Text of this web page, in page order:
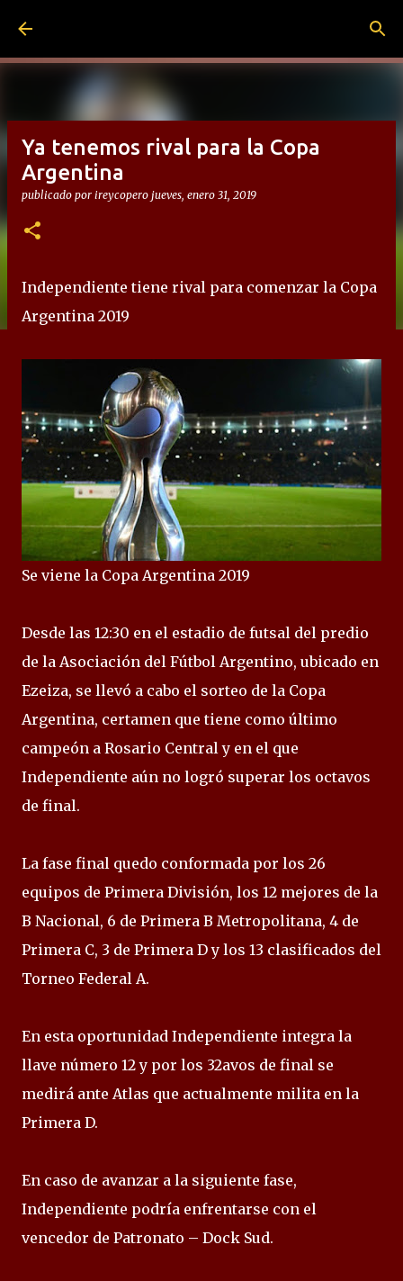
Ya tenemos rival para la Copa
Argentina
publicado por ireycopero jueves, enero 31, 2019
Independiente tiene rival para comenzar la Copa
Argentina 2019
Se viene la Copa Argentina 2019
Desde las 12:30 en el estadio de futsal del predio
de la Asociación del Fútbol Argentino, ubicado en
Ezeiza, se llevó a cabo el sorteo de la Copa
Argentina, certamen que tiene como último
campeón a Rosario Central y en el que
Independiente aún no logró superar los octavos
de final.
La fase final quedo conformada por los 26
equipos de Primera División, los 12 mejores de la
B Nacional, 6 de Primera B Metropolitana, 4 de
Primera C, 3 de Primera D y los 13 clasificados del
Torneo Federal A.
En esta oportunidad Independiente integra la
llave número 12 y por los 32avos de final se
medirá ante Atlas que actualmente milita en la
Primera D.
En caso de avanzar a la siguiente fase,
Independiente podría enfrentarse con el
vencedor de Patronato – Dock Sud.